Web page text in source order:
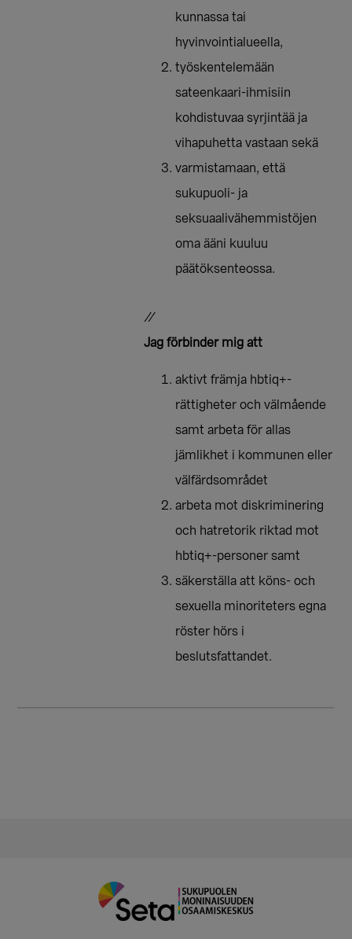
kunnassa tai
hyvinvointialueella,
työskentelemään
sateenkaari-ihmisiin
kohdistuvaa syrjintää ja
vihapuhetta vastaan sekä
varmistamaan, että
sukupuoli- ja
seksuaalivähemmistöjen
oma ääni kuuluu
päätöksenteossa.
//
Jag förbinder mig att
aktivt främja hbtiq+-
rättigheter och välmående
samt arbeta för allas
jämlikhet i kommunen eller
välfärdsområdet
arbeta mot diskriminering
och hatretorik riktad mot
hbtiq+-personer samt
säkerställa att köns- och
sexuella minoriteters egna
röster hörs i
beslutsfattandet.